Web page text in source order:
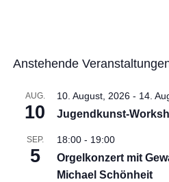
Anstehende
AUG.
10
10. August, 2026 - 14.
Jugendkunst-
SEP.
5
18:00 - 19:00
Orgelkonzert mit
Michael Schönheit